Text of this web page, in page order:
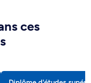
ces